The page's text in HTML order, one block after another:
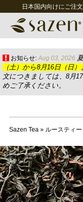
日本国内向けにご注
お知らせ: Aug 03, 2026
（土）から8月16日（日
文につきましては、8月
めご了承ください。
Sazen Tea» ルースティー